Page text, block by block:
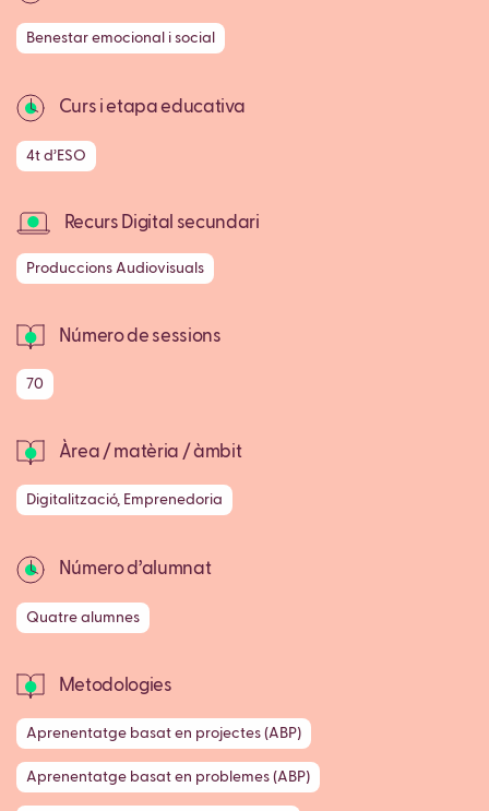
Benestar emocional i social
Curs i etapa educativa
4t d’ESO
Recurs Digital secundari
Produccions Audiovisuals
Número de sessions
70
Àrea / matèria / àmbit
Digitalització, Emprenedoria
Número d’alumnat
Quatre alumnes
Metodologies
Aprenentatge basat en projectes (ABP)
Aprenentatge basat en problemes (ABP)